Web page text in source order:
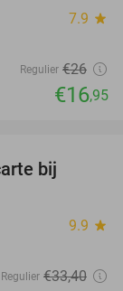
7.9 star
Regulier €26
€16,95
bij
9.9 star
Regulier €33,40